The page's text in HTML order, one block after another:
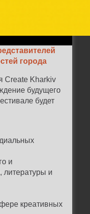
города
Create Kharkiv
будущего
будет
и
литературы и
креативных